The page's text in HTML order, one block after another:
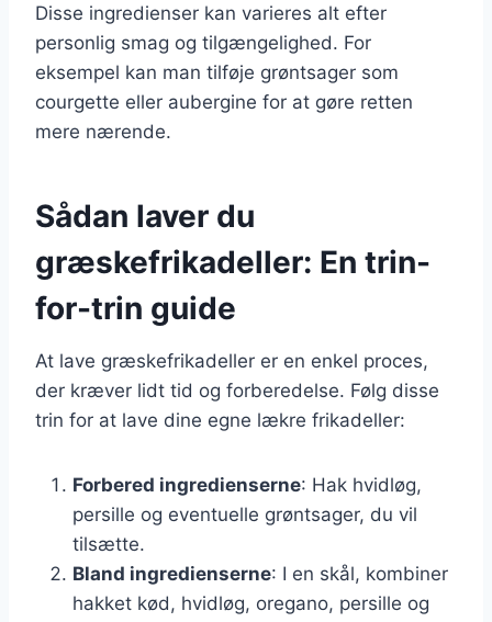
Disse ingredienser kan varieres alt efter
personlig smag og tilgængelighed. For
eksempel kan man tilføje grøntsager som
courgette eller aubergine for at gøre retten
mere nærende.
Sådan laver du
græskefrikadeller: En trin-
for-trin guide
At lave græskefrikadeller er en enkel proces,
der kræver lidt tid og forberedelse. Følg disse
trin for at lave dine egne lækre frikadeller:
Forbered ingredienserne: Hak hvidløg,
persille og eventuelle grøntsager, du vil
tilsætte.
Bland ingredienserne: I en skål, kombiner
hakket kød, hvidløg, oregano, persille og